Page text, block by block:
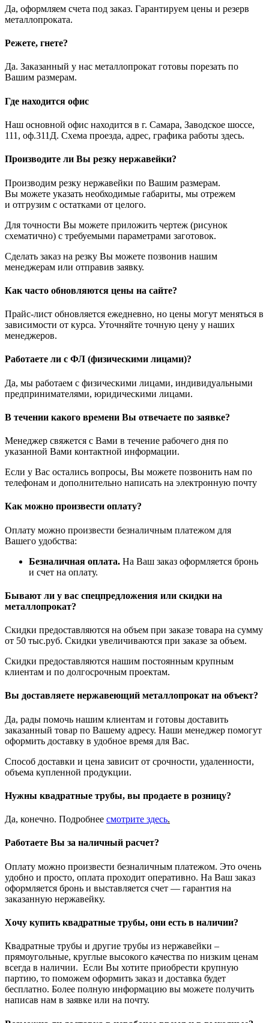
Да, оформляем счета под заказ. Гарантируем цены и резерв
металлопроката.
Режете, гнете?
Да. Заказанный у нас металлопрокат готовы порезать по
Вашим размерам.
Где находится офис
Наш основной офис находится в г. Самара, Заводское шоссе,
111, оф.311Д. Схема проезда, адрес, графика работы здесь.
Производите ли Вы резку нержавейки?
Производим резку нержавейки по Вашим размерам.
Вы можете указать необходимые габариты, мы отрежем
и отгрузим с остатками от целого.
Для точности Вы можете приложить чертеж (рисунок
схематично) с требуемыми параметрами заготовок.
Сделать заказ на резку Вы можете позвонив нашим
менеджерам или отправив заявку.
Как часто обновляются цены на сайте?
Прайс-лист обновляется ежедневно, но цены могут меняться в
зависимости от курса. Уточняйте точную цену у наших
менеджеров.
Работаете ли с ФЛ (физическими лицами)?
Да, мы работаем с физическими лицами, индивидуальными
предпринимателями, юридическими лицами.
В течении какого времени Вы отвечаете по заявке?
Менеджер свяжется с Вами в течение рабочего дня по
указанной Вами контактной информации.
Если у Вас остались вопросы, Вы можете позвонить нам по
телефонам и дополнительно написать на электронную почту
Как можно произвести оплату?
Оплату можно произвести безналичным платежом для
Вашего удобства:
Безналичная оплата. На Ваш заказ оформляется бронь
и счет на оплату.
Бывают ли у вас спецпредложения или скидки на
металлопрокат?
Скидки предоставляются на объем при заказе товара на сумму
от 50 тыс.руб. Скидки увеличиваются при заказе за объем.
Скидки предоставляются нашим постоянным крупным
клиентам и по долгосрочным проектам.
Вы доставляете нержавеющий металлопрокат на объект?
Да, рады помочь нашим клиентам и готовы доставить
заказанный товар по Вашему адресу. Наши менеджер помогут
оформить доставку в удобное время для Вас.
Способ доставки и цена зависит от срочности, удаленности,
объема купленной продукции.
Нужны квадратные трубы, вы продаете в розницу?
Да, конечно. Подробнее смотрите здесь.
Работаете Вы за наличный расчет?
Оплату можно произвести безналичным платежом. Это очень
удобно и просто, оплата проходит оперативно. На Ваш заказ
оформляется бронь и выставляется счет — гарантия на
заказанную нержавейку.
Хочу купить квадратные трубы, они есть в наличии?
Квадратные трубы и другие трубы из нержавейки –
прямоугольные, круглые высокого качества по низким ценам
всегда в наличии. Если Вы хотите приобрести крупную
партию, то поможем оформить заказ и доставка будет
бесплатно. Более полную информацию вы можете получить
написав нам в заявке или на почту.